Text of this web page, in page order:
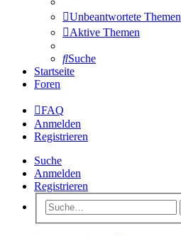
Unbeantwortete Themen
Aktive Themen
Suche
Startseite
Foren
FAQ
Anmelden
Registrieren
Suche
Anmelden
Registrieren